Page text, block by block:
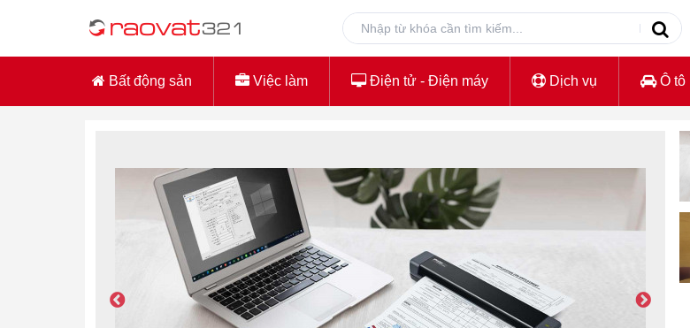
Bất động sản Việc làm Điện tử - Điện máy Dịch vụ Ô tô